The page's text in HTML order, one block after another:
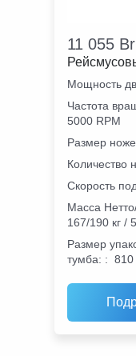
11 055 Br
Мощность
Частота
5000 RPM
Размер
Количество
Скорость
Масса
167/190 кг /
Размер
тумба: :